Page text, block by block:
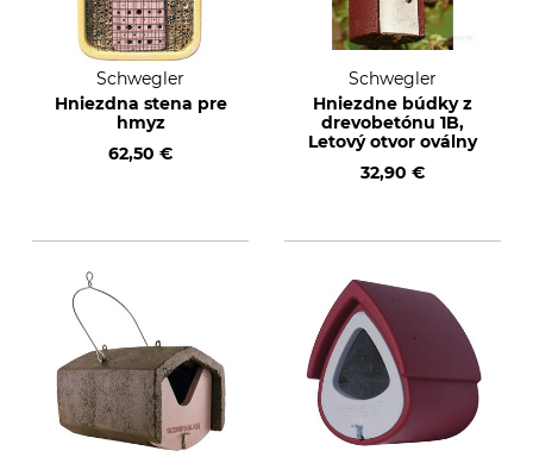
Schwegler
Hniezdna stena pre
hmyz
62,50 €
Schwegler
Hniezdne búdky z
drevobetónu 1B,
Letový otvor oválny
32,90 €